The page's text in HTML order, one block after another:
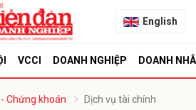
English
VCCI DOANH NGHIỆP DOANH
Chứng khoán Dịch vụ tài chính